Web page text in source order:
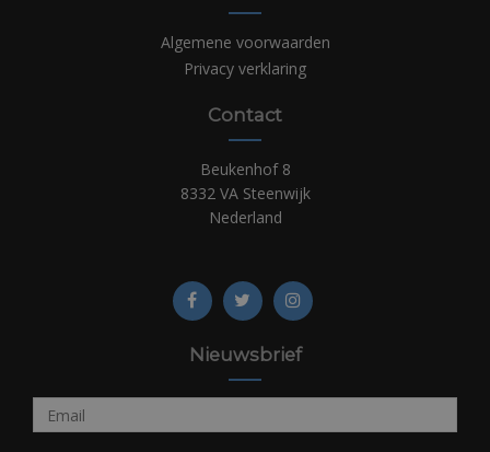
Algemene voorwaarden
Privacy verklaring
Contact
Beukenhof 8
8332 VA Steenwijk
Nederland
Nieuwsbrief